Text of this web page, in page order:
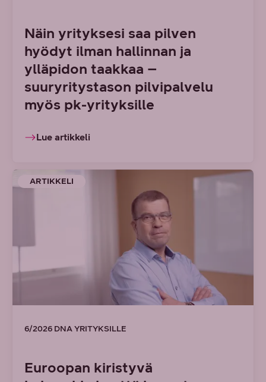
Näin yrityksesi saa pilven
hyödyt ilman hallinnan ja
ylläpidon taakkaa –
suuryritystason pilvipalvelu
myös pk-yrityksille
Lue artikkeli
ARTIKKELI
6/2026 DNA YRITYKSILLE
Euroopan kiristyvä